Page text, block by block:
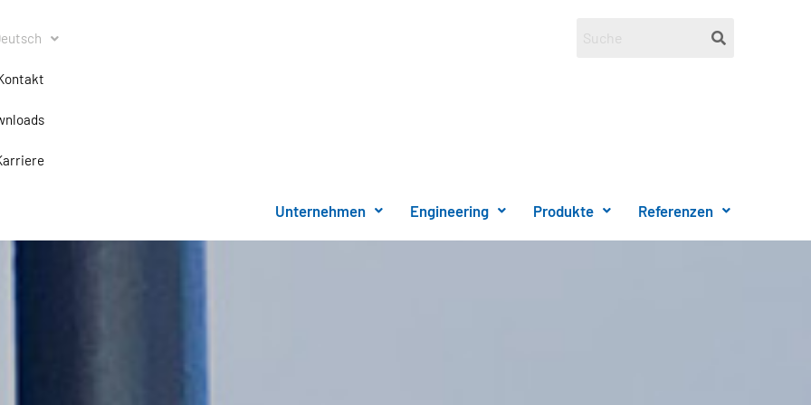
Unternehmen Engineering Produkte Referenzen